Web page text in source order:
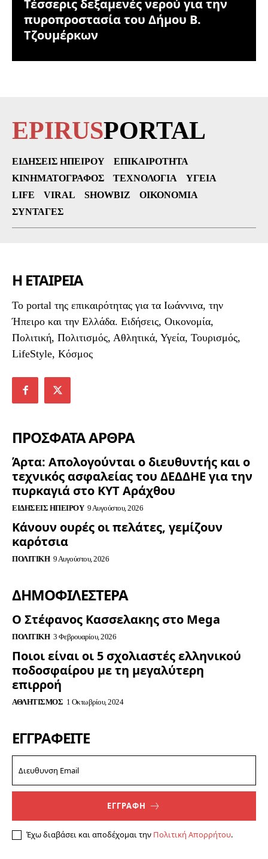
Τέσσερις δεξαμενές νερού για την
πυροπροστασία του Δήμου Β.
Τζουμέρκων
EPIRUSPORTAL
ΕΙΔΉΣΕΙΣ ΗΠΕΊΡΟΥ
ΕΠΙΚΑΙΡΌΤΗΤΑ
ΚΙΝΗΜΑΤΟΓΡΆΦΟΣ
ΤΕΧΝΟΛΟΓΊΑ
ΥΓΕΊΑ
LIFE
VIRAL SHOWBIZ
ΟΙΚΟΝΟΜΊΑ
ΣΥΝΤΑΓΈΣ
Η ΕΤΑΙΡΕΙΑ
To portal της επικαιρότητας για τα Ιωάννινα, την
Ήπειρο και την Ελλάδα. Ειδήσεις, Οικονομία,
Πολιτική, Πολιτισμός, Αθλητικά, Υγεία, Τουρισμός,
LifeStyle, Κόσμος
ΠΡΟΣΦΑΤΑ ΑΡΘΡΑ
Άρτα: Απολογούνται ο διευθυντής και ο
τεχνικός ασφαλείας του ΔΕΔΔΗΕ για την
πυρκαγιά στο ΚΥΤ Αράχθου
ΕΙΔΉΣΕΙΣ ΗΠΕΊΡΟΥ 9 Αυγούστου, 2026
Κάνουν ουρές οι πελάτες, γεμίζουν
καρότσια
ΠΟΛΙΤΙΚΉ 9 Αυγούστου, 2026
ΔΗΜΟΦΙΛΈΣΤΕΡΑ
Ο Στέφανος Κασσελακης στο Mega
ΠΟΛΙΤΙΚΉ 3 Φεβρουαρίου, 2026
Ποιοι είναι οι 5 σχολιαστές ελληνικού
ποδοσφαίρου με τη μεγαλύτερη
επιρροή
ΑΘΛΗΤΙΣΜΌΣ 1 Οκτωβρίου, 2024
ΕΓΓΡΑΦΕΊΤΕ
ΕΓΓΡΑΦΗ
Έχω διαβάσει και αποδέχομαι την Πολιτική Απορρήτου.